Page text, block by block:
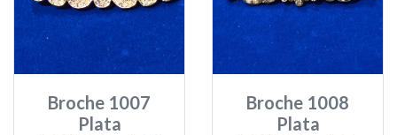
Broche 1007
Plata
Broche 1008
Plata